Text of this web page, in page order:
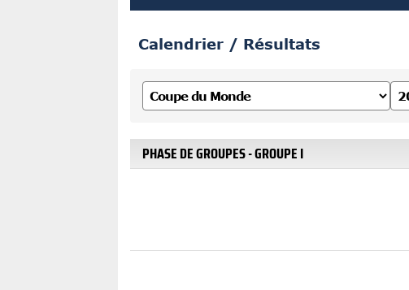
Calendrier / Résultats
PHASE DE GROUPES - GROUPE I